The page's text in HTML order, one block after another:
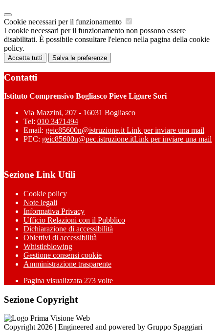
Cookie necessari per il funzionamento
I cookie necessari per il funzionamento non possono essere
disabilitati. È possibile consultare l'elenco nella pagina della cookie
policy.
Accetta tutti Salva le preferenze
Contatti
Istituto Comprensivo Bogliasco Pieve Ligure Sori
Via Mazzini, 207 - 16031 Bogliasco
Tel: 010 3471494
Email: geic85600n@istruzione.it Link per inviare una mail
PEC: geic85600n@pec.istruzione.itLink per inviare una mail
Sezione Link Utili
Cookie policy
Note legali
Informativa Privacy
Ufficio Relazioni con il Pubblico
Dichiarazione di accessibilità
Obiettivi di accessibilità
Whistleblowing
Gestione consensi cookie
Amministrazione trasparente
Pagina visualizzata 273 volte
Sezione Copyright
Copyright 2026 | Engineered and powered by Gruppo Spaggiari